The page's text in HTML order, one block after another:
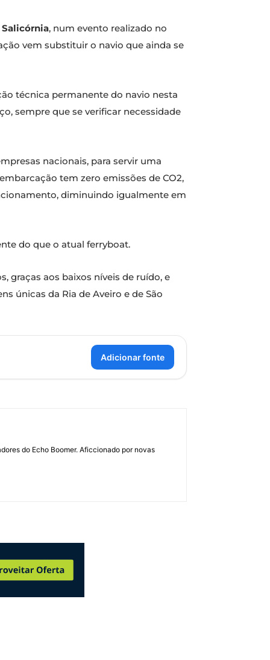
Salicórnia, num evento realizado no
vem substituir o navio que ainda se
técnica permanente do navio nesta
sempre que se verificar necessidade
nacionais, para servir uma
tem zero emissões de CO2,
diminuindo igualmente em
do que o atual ferryboat.
graças aos baixos níveis de ruído, e
únicas da Ria de Aveiro e de São
Adicionar fonte
do Echo Boomer. Aficcionado por novas